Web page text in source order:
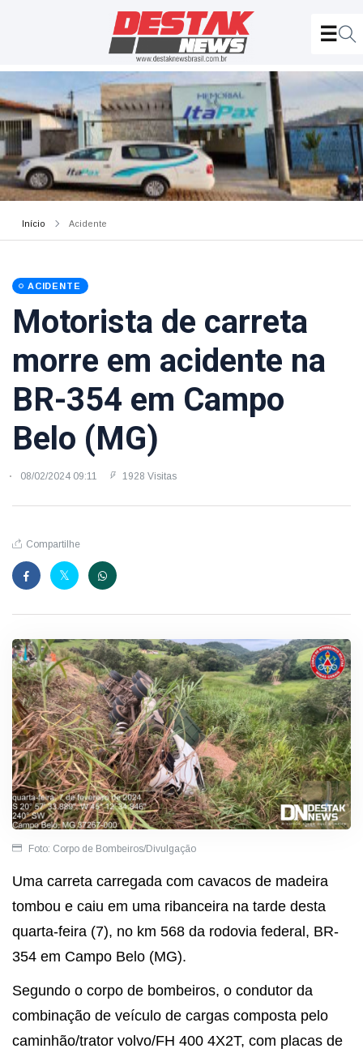
Início Acidente
ACIDENTE
Motorista de carreta
morre em acidente na
BR-354 em Campo
Belo (MG)
08/02/2024 09:11 1928 Visitas
Compartilhe
Foto: Corpo de Bombeiros/Divulgação
Uma carreta carregada com cavacos de madeira
tombou e caiu em uma ribanceira na tarde desta
quarta-feira (7), no km 568 da rodovia federal, BR-
354 em Campo Belo (MG).
Segundo o corpo de bombeiros, o condutor da
combinação de veículo de cargas composta pelo
caminhão/trator volvo/FH 400 4X2T, com placas de